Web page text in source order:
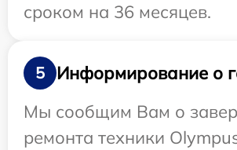
сроком на 36 месяцев.
5
Информирование о
Мы сообщим Вам о
ремонта техники